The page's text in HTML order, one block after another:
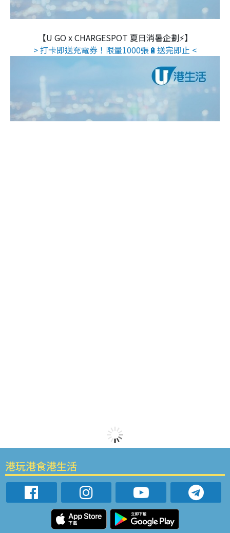
【U GO x CHARGESPOT 夏日消暑企劃⚡】
> 打卡即送充電券！限量1000張🔋送完即止 <
港玩港食港生活